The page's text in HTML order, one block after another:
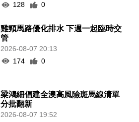
128
0
雞頸馬路優化排水 下週一起臨時交
管
2026-08-07 20:13
174
0
梁鴻細倡建全澳高風險斑馬線清單
分批翻新
2026-08-07 19:52